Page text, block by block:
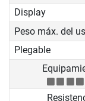
Display
Peso máx. del
Plegable